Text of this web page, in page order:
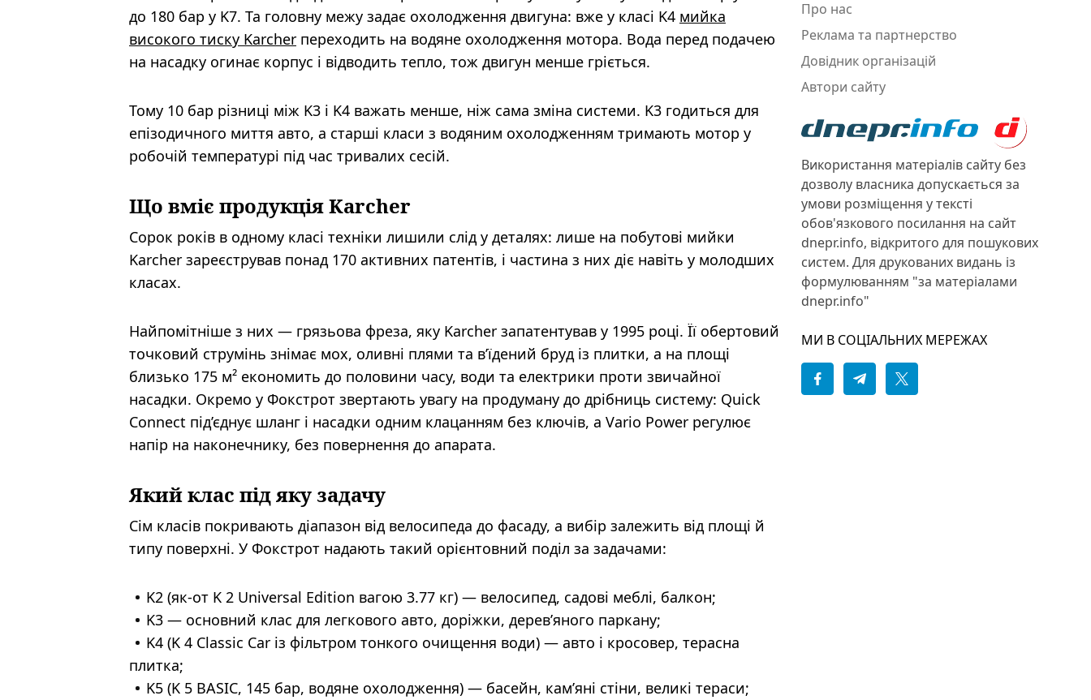
до 180 бар у K7. Та головну межу задає охолодження двигуна: вже у класі K4 мийка
високого тиску Karcher переходить на водяне охолодження мотора. Вода перед подачею
на насадку огинає корпус і відводить тепло, тож двигун менше гріється.
Тому 10 бар різниці між K3 і K4 важать менше, ніж сама зміна системи. K3 годиться для
епізодичного миття авто, а старші класи з водяним охолодженням тримають мотор у
робочій температурі під час тривалих сесій.
Що вміє продукція Karcher
Сорок років в одному класі техніки лишили слід у деталях: лише на побутові мийки
Karcher зареєстрував понад 170 активних патентів, і частина з них діє навіть у молодших
класах.
Найпомітніше з них — грязьова фреза, яку Karcher запатентував у 1995 році. Її обертовий
точковий струмінь знімає мох, оливні плями та в’їдений бруд із плитки, а на площі
близько 175 м² економить до половини часу, води та електрики проти звичайної
насадки. Окремо у Фокстрот звертають увагу на продуману до дрібниць систему: Quick
Connect під’єднує шланг і насадки одним клацанням без ключів, а Vario Power регулює
напір на наконечнику, без повернення до апарата.
Який клас під яку задачу
Сім класів покривають діапазон від велосипеда до фасаду, а вибір залежить від площі й
типу поверхні. У Фокстрот надають такий орієнтовний поділ за задачами:
K2 (як-от K 2 Universal Edition вагою 3.77 кг) — велосипед, садові меблі, балкон;
K3 — основний клас для легкового авто, доріжки, дерев’яного паркану;
K4 (K 4 Classic Car із фільтром тонкого очищення води) — авто і кросовер, терасна
плитка;
K5 (K 5 BASIC, 145 бар, водяне охолодження) — басейн, кам’яні стіни, великі тераси;
Про нас
Реклама та партнерство
Довідник організацій
Автори сайту
Використання матеріалів сайту без
дозволу власника допускається за
умови розміщення у тексті
обов'язкового посилання на сайт
dnepr.info, відкритого для пошукових
систем. Для друкованих видань із
формулюванням "за матеріалами
dnepr.info"
МИ В СОЦІАЛЬНИХ МЕРЕЖАХ